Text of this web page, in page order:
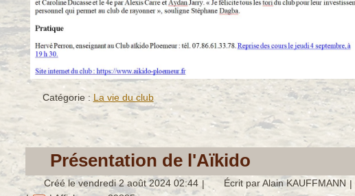
Catégorie : La vie du club
Présentation de l'Aïkido
Créé le vendredi 2 août 2024 02:44 | Écrit par Alain KAUFFMANN |